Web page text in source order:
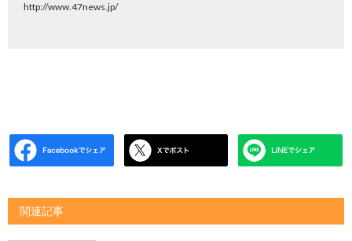
http://www.47news.jp/
関連記事